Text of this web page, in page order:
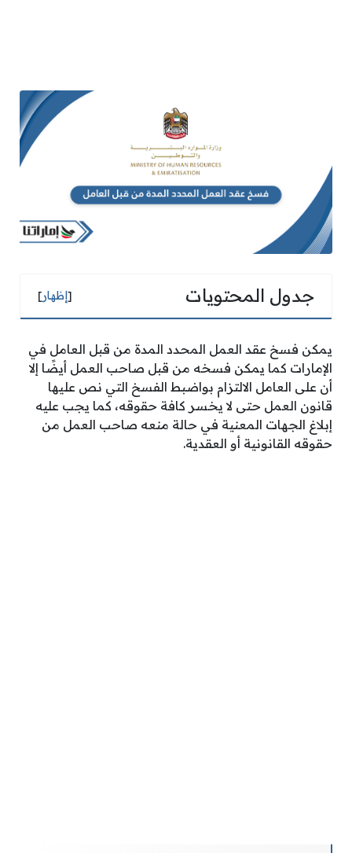
جدول المحتويات [إظهار]
يمكن فسخ عقد العمل المحدد المدة من قبل العامل في
الإمارات كما يمكن فسخه من قبل صاحب العمل أيضًا إلا
أن على العامل الالتزام بواضبط الفسخ التي نص عليها
قانون العمل حتى لا يخسر كافة حقوقه، كما يجب عليه
إبلاغ الجهات المعنية في حالة منعه صاحب العمل من
حقوقه القانونية أو العقدية.